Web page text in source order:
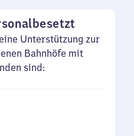
Unterstützung zur
Bahnhöfe mit
sind: